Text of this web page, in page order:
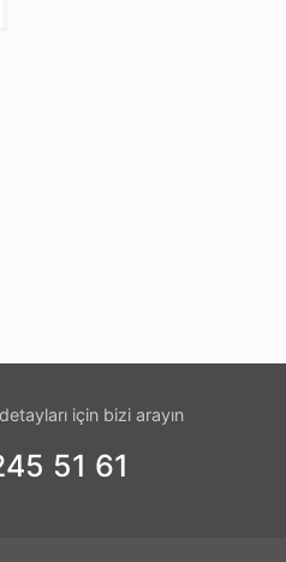
için bizi arayın
51 61